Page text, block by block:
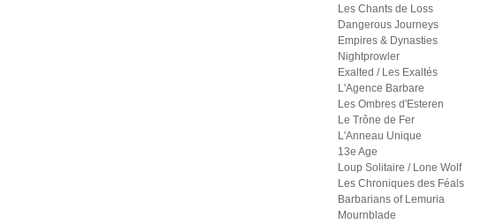
Les Chants de Loss
Dangerous Journeys
Empires & Dynasties
Nightprowler
Exalted / Les Exaltés
L'Agence Barbare
Les Ombres d'Esteren
Le Trône de Fer
L'Anneau Unique
13e Age
Loup Solitaire / Lone Wolf
Les Chroniques des Féals
Barbarians of Lemuria
Mournblade